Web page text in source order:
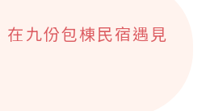
在九份包棟民宿遇見